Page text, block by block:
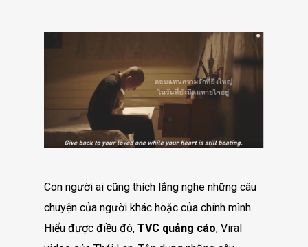
Con người ai cũng thích lắng nghe những câu
chuyện của người khác hoặc của chính mình.
Hiểu được điều đó, TVC quảng cáo, Viral